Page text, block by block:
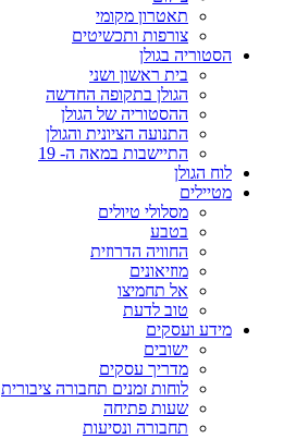
תאטרון מקומי
צורפות ותכשיטים
הסטוריה בגולן
בית ראשון ושני
הגולן בתקופה החדשה
ההסטוריה של הגולן
התנועה הציונית והגולן
התיישבות במאה ה- 19
לוח הגולן
מטיילים
מסלולי טיולים
בטבע
החוויה הדרוזית
מוזיאונים
אל תחמיצו
טוב לדעת
מידע ועסקים
ישובים
מדריך עסקים
לוחות זמנים תחבורה ציבורית
שעות פתיחה
תחבורה ונסיעות